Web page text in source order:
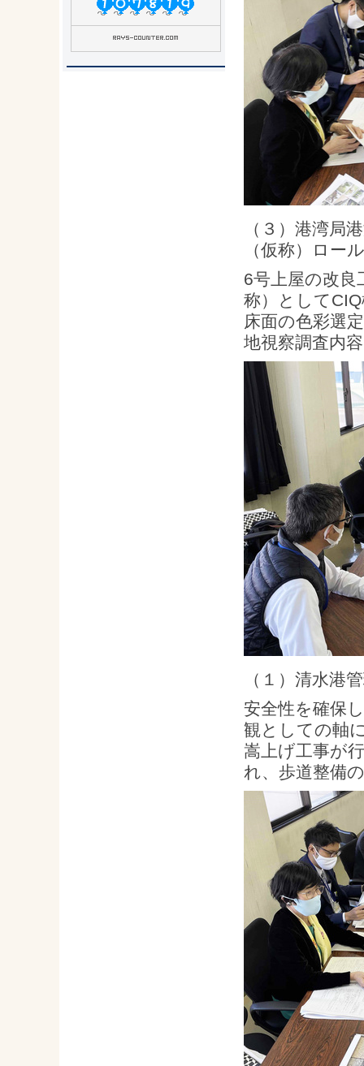
（３）港湾
（仮称）ロー
6号上屋の改
称）として
床面の色彩選
地視察調査内
（１）清水
安全性を確保
観としての軸
嵩上げ工事が
れ、歩道整備